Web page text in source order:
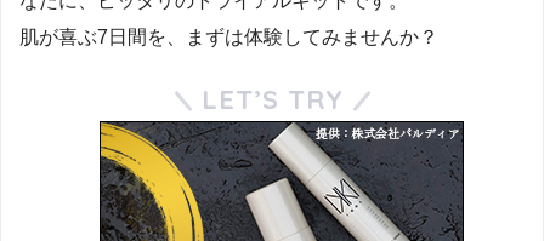
肌が喜ぶ7日間を、まずは体験してみませんか？
LET’S TRY